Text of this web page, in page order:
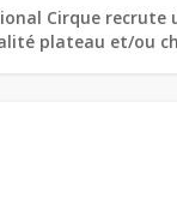
Cirque recrute
plateau et/ou